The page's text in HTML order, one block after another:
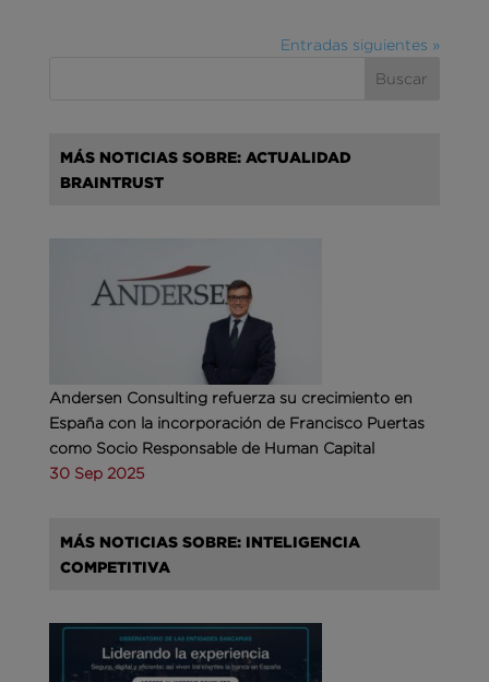
Entradas siguientes »
MÁS NOTICIAS SOBRE: ACTUALIDAD
BRAINTRUST
Andersen Consulting refuerza su crecimiento en
España con la incorporación de Francisco Puertas
como Socio Responsable de Human Capital
30 Sep 2025
MÁS NOTICIAS SOBRE: INTELIGENCIA
COMPETITIVA